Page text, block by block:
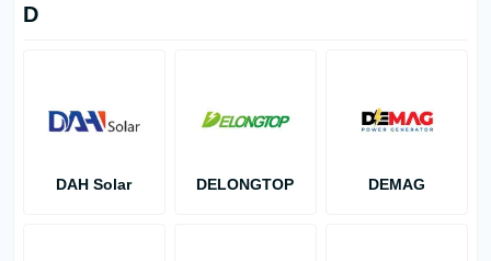
D
DAH Solar DELONGTOP DEMAG